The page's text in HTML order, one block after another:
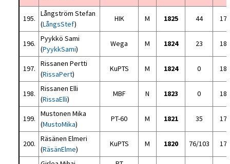
195.
Långström Stefan
(LångsStef)
HIK M 1825 44
196.
Pyykkö Sami
(PyykkSami)
Wega M 1824 23
197.
Rissanen Pertti
(RissaPert)
KuPTS M 1824 0
198.
Rissanen Elli
(RissaElli)
MBF N 1823 0
199.
Mustonen Mika
(MustoMika)
PT-60 M 1821 35
200.
Räsänen Elmeri
(RäsänElme)
KuPTS M 1820 76/103